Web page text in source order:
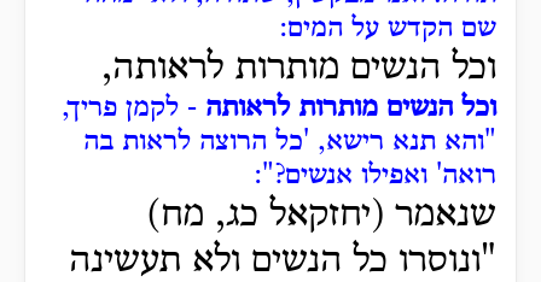
שם הקדש על המים:
וכל הנשים מותרות לראותה,
וכל הנשים מותרות לראותה - לקמן פריך,
"והא תנא רישא, 'כל הרוצה לראות בה
רואה' ואפילו אנשים?":
שנאמר (יחזקאל כג, מח)
"ונוסרו כל הנשים ולא תעשינה